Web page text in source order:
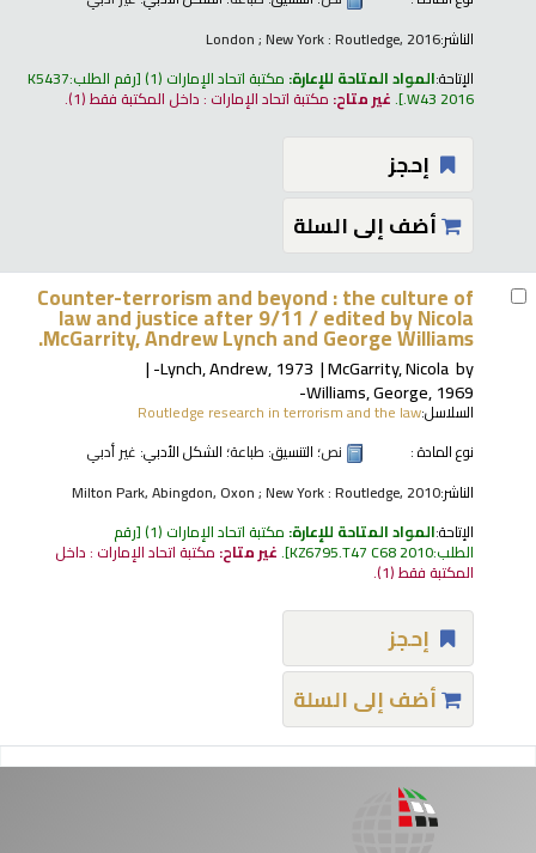
الناشر:London ; New York : Routledge, 2016
الإتاحة:المواد المتاحة للإعارة: مكتبة اتحاد الإمارات (1) رقم الطلب:K5437
.W43 2016
.غير متاح: مكتبة اتحاد الإمارات : داخل المكتبة فقط(1).
إحجز
أضف إلى السلة
Counter-terrorism and beyond : the culture of
law and justice after 9/11 /edited by Nicola
McGarrity, Andrew Lynch and George Williams.
by
McGarrity, Nicola
Lynch, Andrew, 1973-
Williams, George, 1969-
السلاسل:Routledge research in terrorism and the law
نوع المادة :
نص؛ التنسيق: طباعة؛ الشكل الأدبي: غير أدبي
الناشر:Milton Park, Abingdon, Oxon ; New York : Routledge, 2010
الإتاحة:المواد المتاحة للإعارة: مكتبة اتحاد الإمارات (1) رقم
الطلب:KZ6795.T47 C68 2010
.غير متاح: مكتبة اتحاد الإمارات : داخل
المكتبة فقط(1).
إحجز
أضف إلى السلة